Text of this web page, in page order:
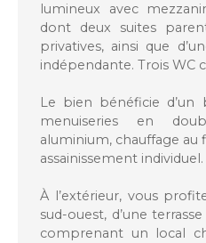
lumineux avec
dont deux suites
privatives, ainsi que
indépendante. Trois WC
Le bien bénéficie d’un
menuiseries en
aluminium, chauffage au
assainissement individuel.
À l’extérieur, vous
sud-ouest, d’une
comprenant un local